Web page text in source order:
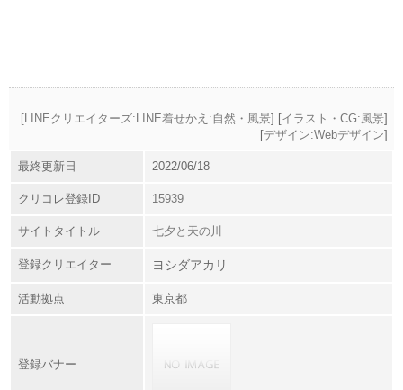
[LINEクリエイターズ:LINE着せかえ:自然・風景] [イラスト・CG:風景]
[デザイン:Webデザイン]
最終更新日 2022/06/18
クリコレ登録ID 15939
サイトタイトル 七夕と天の川
登録クリエイター ヨシダアカリ
活動拠点 東京都
登録バナー